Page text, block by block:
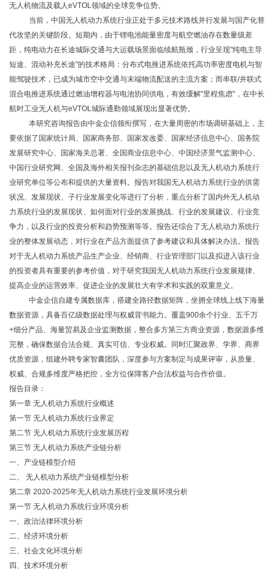
无人机物流及载人eVTOL领域的全球竞争位势。
当前，中国无人机动力系统行业正处于多元技术路线并行发展与国产化替
代攻坚的关键阶段。短期内，由于锂电池能量密度与航空燃油存在数量级差
距，纯电动力在长途城际交通与大运载场景面临续航瓶颈，行业呈现"纯电主导
短途、混动补充长途"的技术格局：分布式电推进系统依托高功率密度电机与智
能驾驶技术，已成为城市空中交通与末端物流配送的主流方案；而串联/并联式
混合电推进系统通过燃油增程器与电池协同供电，有效缓解"里程焦虑"，在中长
航时工业无人机与eVTOL城际通勤领域展现出显著优势。
本研究咨询报告由中金企信领衔撰写，在大量周密的市场调研基础上，主
要依据了国家统计局、国家商务部、国家发改委、国家经济信息中心、国务院
发展研究中心、国家海关总署、全国商业信息中心、中国经济景气监测中心、
中国行业研究网、全国及海外相关报刊杂志的基础信息以及无人机动力系统行
业研究单位等公布和提供的大量资料。报告对我国无人机动力系统行业的供需
状况、发展现状、子行业发展变化等进行了分析，重点分析了国内外无人机动
力系统行业的发展现状、如何面对行业的发展挑战、行业的发展建议、行业竞
争力，以及行业的投资分析和趋势预测等等。报告还综合了无人机动力系统行
业的整体发展动态，对行业在产品方面提供了参考建议和具体解决办法。报告
对于无人机动力系统产品生产企业、经销商、行业管理部门以及拟进入该行业
的投资者具有重要的参考价值，对于研究我国无人机动力系统行业发展规律、
提高企业的运营效率、促进企业的发展壮大有学术和实践的双重意义。
中金企信自建专属数据库，搭建全路径数据矩阵，坐拥全球线上线下海量
数据资源，具备百亿级数据处理与权威背书能力。覆盖900余个行业、五千万
+细分产品、海量贸易及企业监测数据，整合多方第三方商业资源，数据源多维
完整，确保数据合法合规、真实可信、专业权威。同时汇聚政界、学界、商界
优质资源，组建外聘专家智囊团队，深度参与方案制定与成果评审，从质量、
权威、合规多维度严格把控，全方位保障客户合法权益与合作价值。
报告目录：
第一章 无人机动力系统行业概述
第一节 无人机动力系统行业界定
第二节 无人机动力系统行业发展历程
第三节 无人机动力系统产业链分析
一、产业链模型介绍
二、
无人机动力系统产业链模型分析
第二章 2020-2025年无人机动力系统行业发展环境分析
第一节 无人机动力系统行业环境分析
一、政治法律环境分析
二、经济环境分析
三、社会文化环境分析
四、技术环境分析